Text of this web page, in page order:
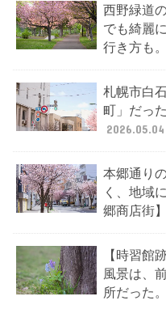
西野緑道
でも綺麗
行き方も。
札幌市白
町」だっ
2026.05.04
本郷通り
く、地域
郷商店街】
【時習館
風景は、
所だった